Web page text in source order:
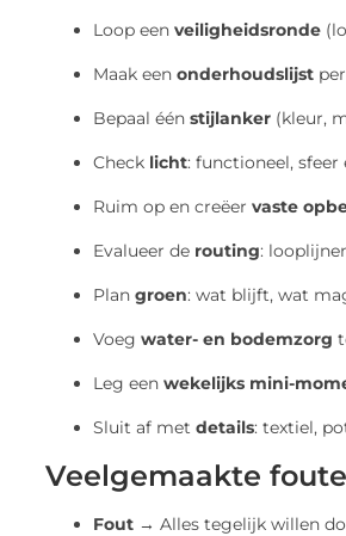
Loop een veiligheidsronde
Maak een onderhoudslijst
Bepaal één stijlanker (kleur,
Check licht: functioneel,
Ruim op en creëer vaste
Evalueer de routing:
Plan groen: wat blijft, wat
Voeg water- en bodemzorg
Leg een wekelijks mini-
Sluit af met details: textiel,
Veelgemaakte
Fout → Alles tegelijk willen